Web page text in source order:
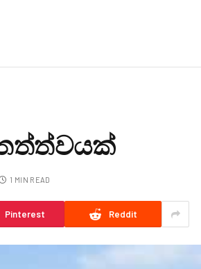
1 MIN READ
Pinterest Reddit